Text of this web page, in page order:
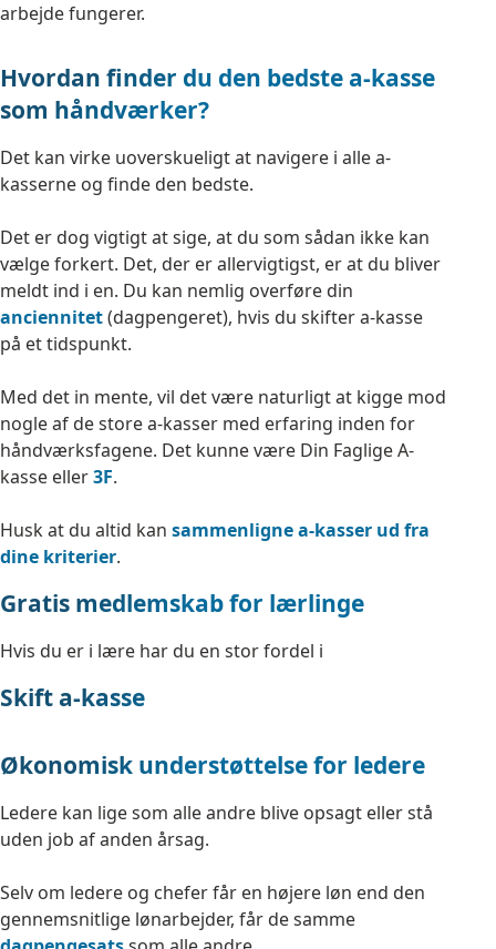
arbejde fungerer.
Hvordan finder du den bedste a-kasse
som håndværker?
Det kan virke uoverskueligt at navigere i alle a-
kasserne og finde den bedste.
Det er dog vigtigt at sige, at du som sådan ikke kan
vælge forkert. Det, der er allervigtigst, er at du bliver
meldt ind i en. Du kan nemlig overføre din
anciennitet(dagpengeret), hvis du skifter a-kasse
på et tidspunkt.
Med det in mente, vil det være naturligt at kigge mod
nogle af de store a-kasser med erfaring inden for
håndværksfagene. Det kunne være Din Faglige A-
kasse eller3F.
Husk at du altid kan sammenligne a-kasser ud fra
dine kriterier.
Gratis medlemskab for lærlinge
Hvis du er i lære har du en stor fordel i
Skift a-kasse
Økonomisk understøttelse for ledere
Ledere kan lige som alle andre blive opsagt eller stå
uden job af anden årsag.
Selv om ledere og chefer får en højere løn end den
gennemsnitlige lønarbejder, får de samme